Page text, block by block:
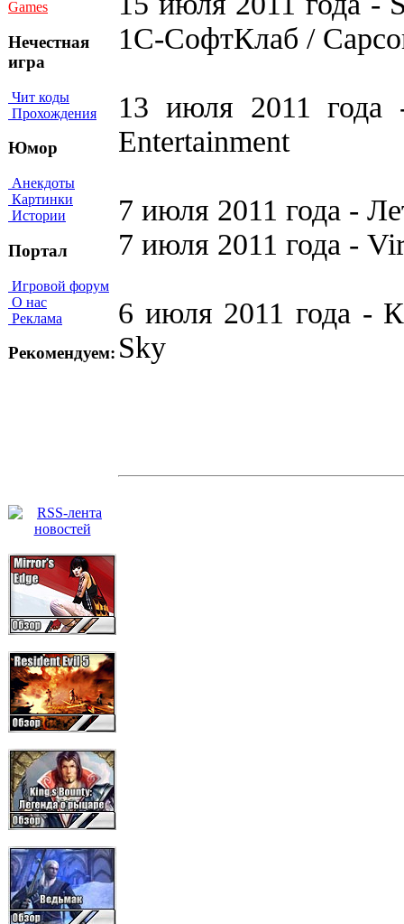
Games
Нечестная
игра
Чит коды
Прохождения
Юмор
Анекдоты
Картинки
Истории
Портал
Игровой форум
О нас
Реклама
Рекомендуем:
1С-СофтКлаб /
13 июля 2011 года
Entertainment
7 июля 2011 года -
7 июля 2011 года -
6 июля 2011 года -
Sky